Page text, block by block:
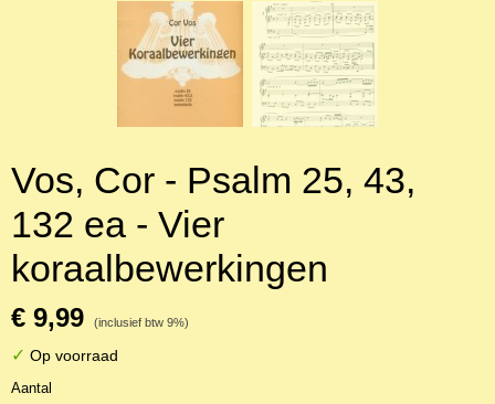
Vos, Cor - Psalm 25, 43,
132 ea - Vier
koraalbewerkingen
€ 9,99 (inclusief btw 9%)
✓ Op voorraad
Aantal